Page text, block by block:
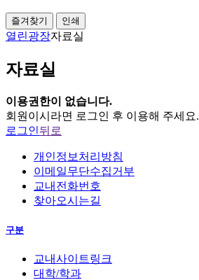
즐겨찾기 인쇄
열린광장자료실
자료실
이용권한이 없습니다.
회원이시라면 로그인 후 이용해 주세요.
로그인뒤로
개인정보처리방침
이메일무단수집거부
교내전화번호
찾아오시는길
구분
교내사이트링크
대학/학과